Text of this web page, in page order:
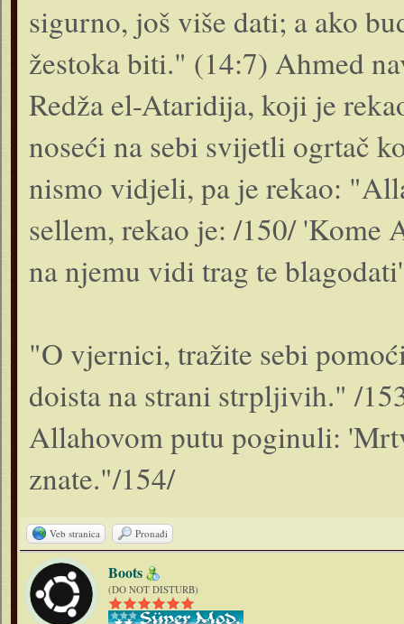
sigurno, još više dati; a ako
žes­toka biti." (14:7) Ahmed
Redža el-Ataridija, koji je
noseći na sebi svijetli ogrtač
nismo vidjeli, pa je rekao:
sellem, rekao je: /150/ 'Kome
na njemu vidi trag te
"O vjernici, tražite sebi
doista na strani strpljivih." /
Allahovom putu poginuli:
znate."/154/
Veb stranica Pronađi
Boots
(DO NOT DISTURB)